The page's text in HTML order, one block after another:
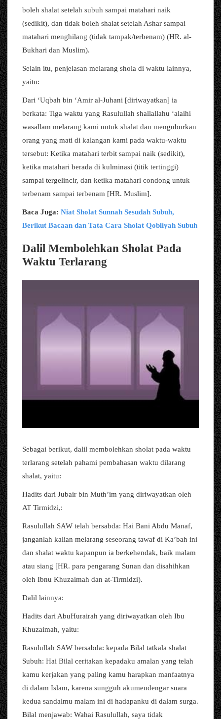
boleh shalat setelah subuh sampai matahari naik
(sedikit), dan tidak boleh shalat setelah Ashar sampai
matahari menghilang (tidak tampak/terbenam) (HR. al-
Bukhari dan Muslim).
Selain itu, penjelasan melarang shola di waktu lainnya,
yaitu:
Dari ‘Uqbah bin ‘Amir al-Juhani [diriwayatkan] ia
berkata: Tiga waktu yang Rasulullah shallallahu ‘alaihi
wasallam melarang kami untuk shalat dan menguburkan
orang yang mati di kalangan kami pada waktu-waktu
tersebut: Ketika matahari terbit sampai naik (sedikit),
ketika matahari berada di kulminasi (titik tertinggi)
sampai tergelincir, dan ketika matahari condong untuk
terbenam sampai terbenam [HR. Muslim].
Baca Juga: Niat Sholat Sunnah Sesudah Subuh,
Berikut Bacaan dan Tata Cara Sholat Qobliyah Subuh
Dalil Membolehkan Sholat Pada
Waktu Terlarang
Sebagai berikut, dalil membolehkan sholat pada waktu
terlarang setelah pahami pembahasan waktu dilarang
shalat, yaitu:
Hadits dari Jubair bin Muth’im yang diriwayatkan oleh
AT Tirmidzi,:
Rasulullah SAW telah bersabda: Hai Bani Abdu Manaf,
janganlah kalian melarang seseorang tawaf di Ka’bah ini
dan shalat waktu kapanpun ia berkehendak, baik malam
atau siang [HR. para pengarang Sunan dan disahihkan
oleh Ibnu Khuzaimah dan at-Tirmidzi).
Dalil lainnya:
Hadits dari AbuHurairah yang diriwayatkan oleh Ibu
Khuzaimah, yaitu:
Rasulullah SAW bersabda: kepada Bilal tatkala shalat
Subuh: Hai Bilal ceritakan kepadaku amalan yang telah
kamu kerjakan yang paling kamu harapkan manfaatnya
di dalam Islam, karena sungguh akumendengar suara
kedua sandalmu malam ini di hadapanku di dalam surga.
Bilal menjawab: Wahai Rasulullah, saya tidak